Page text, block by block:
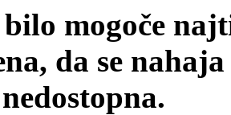
mogoče
da se